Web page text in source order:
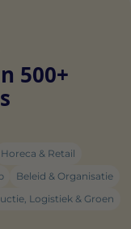
500+
Horeca & Retail
Beleid & Organisatie
Logistiek & Groen